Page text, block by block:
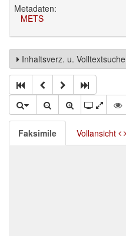
Metadaten:
METS
Inhaltsverz. u. Volltextsuche
Faksimile Vollansicht